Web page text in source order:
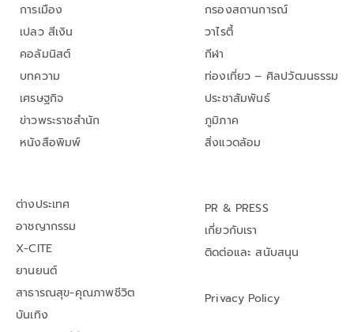
การเมือง
เปลว สีเงิน
คอลัมนิสต์
บทความ
เศรษฐกิจ
ข่าวพระราชสำนัก
หนังสือพิมพ์
กรองสถานการณ์
วาไรตี้
กีฬา
ท่องเที่ยว – ศิลปวัฒนธรรม
ประชาสัมพันธ์
ภูมิภาค
สิ่งแวดล้อม
ต่างประเทศ
อาชญากรรม
X-CITE
ยานยนต์
สาธารณสุข-คุณภาพชีวิต
บันเทิง
PR & PRESS
เกี่ยวกับเรา
ติดต่อและ สนับสนุน
Privacy Policy